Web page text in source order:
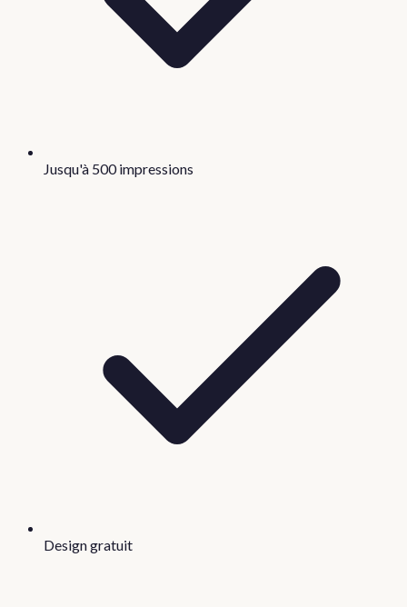
Jusqu'à 500 impressions
Design gratuit